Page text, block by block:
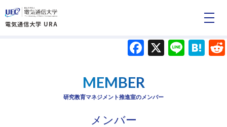
電気通信大学 URA
Facebook
X Line
MEMBER
研究教育マネジメント推進室のメンバー
メンバー